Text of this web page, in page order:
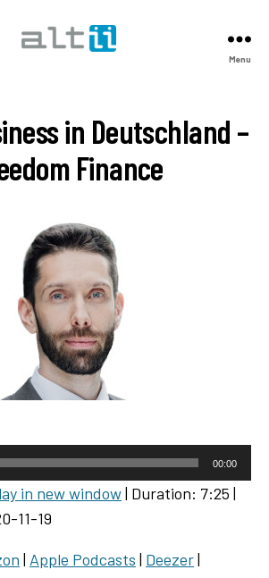
Menu
in Deutschland –
Finance
00:00
in new window| Duration: 7:25 |
11-19
| Apple Podcasts | Deezer|